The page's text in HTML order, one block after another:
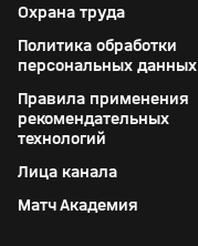
Охрана труда
Политика обработки
персональных данных
Правила применения
рекомендательных
технологий
Лица канала
Матч Академия